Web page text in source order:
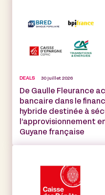
DEALS 30 juillet 2026
De Gaulle Fleurance
bancaire dans le
hybride destinée à
l’approvisionnement
Guyane française